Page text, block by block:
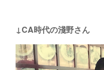
↓CA時代の淺野さん